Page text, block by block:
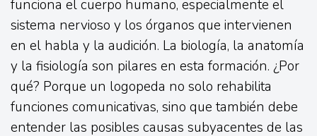
funciona el cuerpo humano, especialmente el
sistema nervioso y los órganos que intervienen
en el habla y la audición. La biología, la anatomía
y la fisiología son pilares en esta formación. ¿Por
qué? Porque un logopeda no solo rehabilita
funciones comunicativas, sino que también debe
entender las posibles causas subyacentes de las